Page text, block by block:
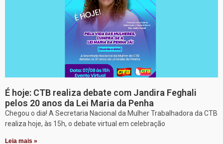
É hoje: CTB realiza debate com Jandira Feghali
pelos 20 anos da Lei Maria da Penha
Chegou o dia! A Secretaria Nacional da Mulher Trabalhadora da CTB
realiza hoje, às 15h, o debate virtual em celebração
Leia mais »